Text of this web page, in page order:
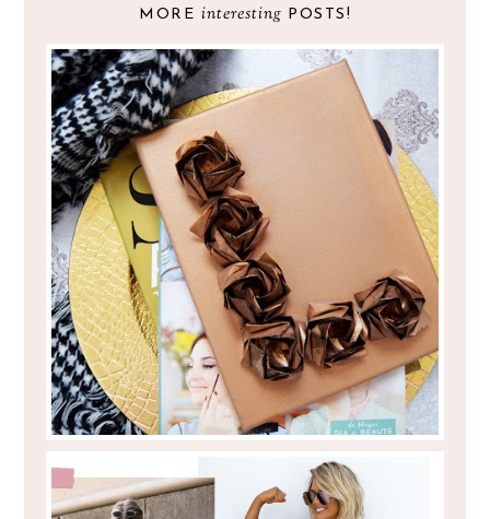
MORE interesting POSTS!
UPCYCLING PROJECT - EU ACEITEI!